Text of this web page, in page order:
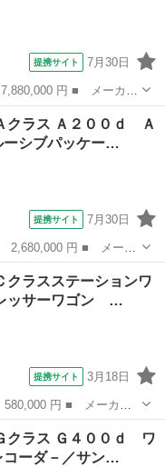
提携サイト 7月30日
ラス ■ グレード
ードライバーズＰ パ
クラス Ａ２００ｄ Ａ
ーシブパッケー…
提携サイト 7月30日
クラス ■ グレード
シブパッケージ レザ
クラスステーションワ
ッサーワゴン …
提携サイト 3月18日
スステーションワゴ
ワゴン アバンギャル
クラス Ｇ４００ｄ ワ
コーダ－／サン…